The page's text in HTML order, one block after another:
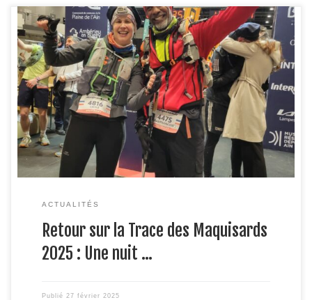
Le samedi 15 février 2025, Run Valserine a une nouvelle
fois pris part à la Trace des Maquisards, un trail nocturne
mythique reliant Ambérieu-en-Bugey à Oyonnax. Cette
édition a offert des conditions extrêmes avec un froid
mordant et un terrain gelé, rendant chaque foulée plus
exigeante. Une épreuve hors normes […]
ACTUALITÉS
Retour sur la Trace des Maquisards
2025 : Une nuit …
Publié 27 février 2025